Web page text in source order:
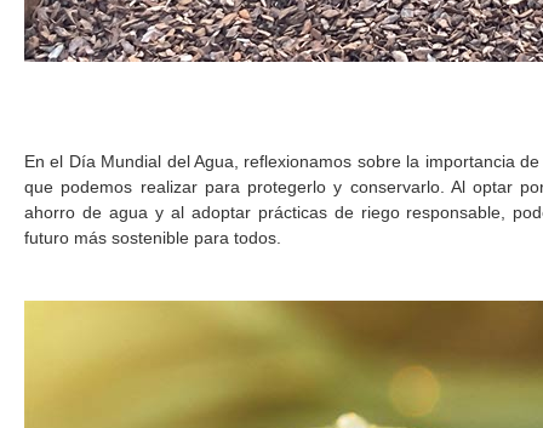
En el Día Mundial del Agua, reflexionamos sobre la importancia
que podemos realizar para protegerlo y conservarlo. Al optar
ahorro de agua y al adoptar prácticas de riego responsable,
futuro más sostenible para todos.